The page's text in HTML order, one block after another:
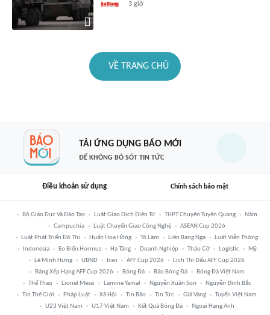
3 giờ
VỀ TRANG CHỦ
TẢI ỨNG DỤNG BÁO MỚI
ĐỂ KHÔNG BỎ SÓT TIN TỨC
Điều khoản sử dụng Chính sách bảo mật
Bộ Giáo Dục Và Đào Tạo Luật Giao Dịch Điện Tử THPT Chuyên Tuyên Quang
Năm
Campuchia
Luật Chuyển Giao Công Nghệ
ASEAN Cup 2026
Luật Phát Triển Đô Thị
Huấn Hoa Hồng Tô Lâm Liên Bang Nga
Luật Viễn Thông
Indonesia
Eo Biển Hormuz Hạ Tầng Doanh Nghiệp Tháo Gỡ Logistic
Mỹ
Lê Minh Hưng
UBND Iran AFF Cup 2026
Lịch Thi Đấu AFF Cup 2026
Bảng Xếp Hạng AFF Cup 2026
Bóng Đá Báo Bóng Đá
Bóng Đá Việt Nam
Thể Thao
Lionel Messi Lamine Yamal Nguyễn Xuân Son
Nguyễn Đình Bắc
Tin Thế Giới
Pháp Luật Xã Hội Tin Bão Tin Tức Giá Vàng
Tuyển Việt Nam
U23 Việt Nam
U17 Việt Nam Kết Quả Bóng Đá
Ngoại Hạng Anh